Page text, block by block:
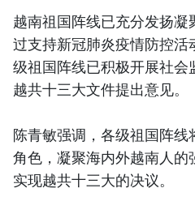
越南祖国阵线已充分发扬
过支持新冠肺炎疫情防控
级祖国阵线已积极开展社
越共十三大文件提出意见。
陈青敏强调，各级祖国阵
角色，凝聚海内外越南人
实现越共十三大的决议。